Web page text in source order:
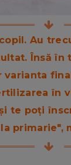
Au
Însă în
varianta
în
te poți
primarie",